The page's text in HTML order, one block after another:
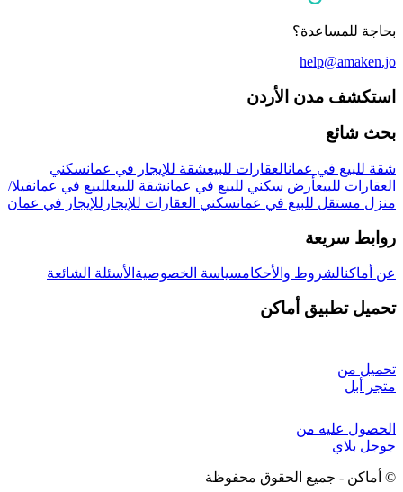
بحاجة للمساعدة؟
help@amaken.jo
استكشف مدن الأردن
بحث شائع
شقة للبيع في عمانالعقارات للبيعشقة للإيجار في عمانسكني
العقارات للبيعأرض سكني للبيع في عمانشقة للبيعللبيع في عمانفيلا/
منزل مستقل للبيع في عمانسكني العقارات للإيجار للإيجار في عمان
روابط سريعة
عن أماكنالشروط والأحكامسياسة الخصوصية الأسئلة الشائعة
تحميل تطبيق أماكن
تحميل من
متجر أبل
الحصول عليه من
جوجل بلاي
© أماكن - جميع الحقوق محفوظة